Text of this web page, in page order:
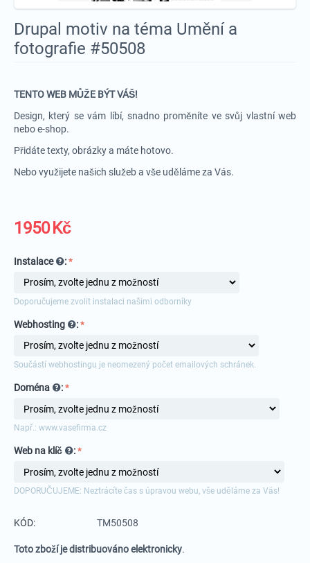
Drupal motiv na téma Umění a
fotografie #50508
TENTO WEB MŮŽE BÝT VÁŠ!
Design, který se vám líbí, snadno proměníte ve svůj vlastní web
nebo e-shop.
Přidáte texty, obrázky a máte hotovo.
Nebo využijete našich služeb a vše uděláme za Vás.
1950Kč
Instalace :
Doporučujeme zvolit instalaci našimi odborníky
Webhosting :
Součástí webhostingu je neomezený počet emailových schránek.
Doména :
Např.: www.vasefirma.cz
Web na klíč :
DOPORUČUJEME: Neztrácíte čas s úpravou webu, vše uděláme za Vás!
KÓD: TM50508
Toto zboží je distribuováno elektronicky.